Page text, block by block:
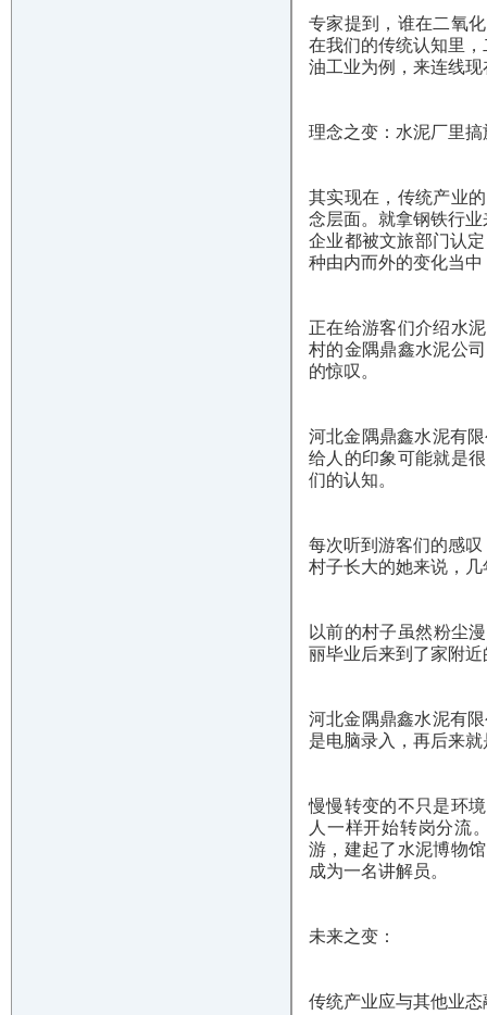
专家提到，谁在二氧
在我们的传统认知里
油工业为例，来连线
理念之变：水泥厂里搞
其实现在，传统产业
念层面。就拿钢铁行
企业都被文旅部门认
种由内而外的变化当
正在给游客们介绍水
村的金隅鼎鑫水泥公
的惊叹。
河北金隅鼎鑫水泥有
给人的印象可能就是
们的认知。
每次听到游客们的感
村子长大的她来说，
以前的村子虽然粉尘
丽毕业后来到了家附
河北金隅鼎鑫水泥有
是电脑录入，再后来
慢慢转变的不只是环
人一样开始转岗分流
游，建起了水泥博物
成为一名讲解员。
未来之变：
传统产业应与其他业态